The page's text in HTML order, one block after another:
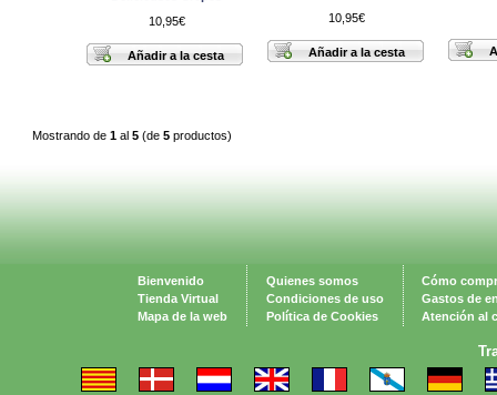
10,95€
10,95€
Mostrando de 1al 5(de 5productos)
Bienvenido
Tienda Virtual
Mapa de la web
Quienes somos
Condiciones de uso
Política de Cookies
Cómo
Gastos de
Atención al